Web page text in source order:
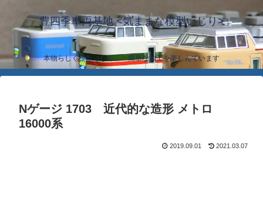
豊四季車両基地 <気ままな模型いじり>
本物らしく模型らしく… 簡単な加工を楽しんでいます
Nゲージ 1703 近代的な造形 メトロ
16000系
2019.09.01 2021.03.07